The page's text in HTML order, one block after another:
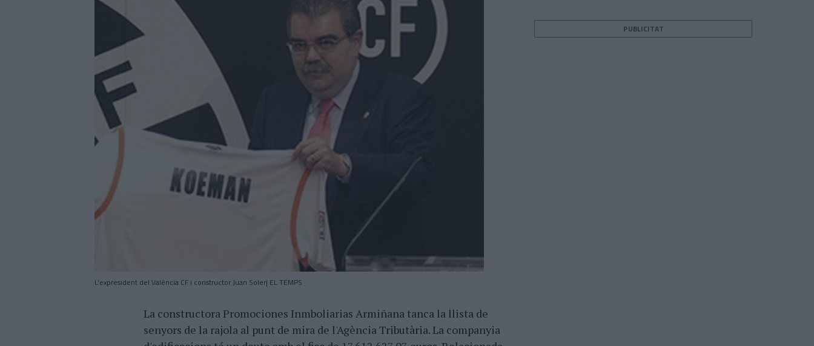
L'expresident del València CF i constructor Juan Soler| EL TEMPS
La constructora Promociones Inmboliarias Armiñana tanca la llista de
senyors de la rajola al punt de mira de l'Agència Tributària. La companyia
PUBLICITAT